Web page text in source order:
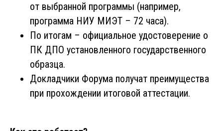
от выбранной программы (например,
программа НИУ МИЭТ – 72 часа).
По итогам – официальное удостоверение о
ПК ДПО установленного государственного
образца.
Докладчики Форума получат преимущества
при прохождении итоговой аттестации.